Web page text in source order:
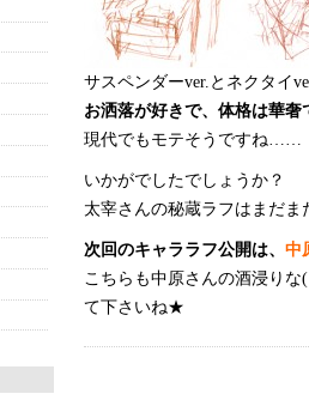
サスペンダーver.とネクタイ
お洒落が好きで、体格は華
現代でもモテそうですね……
いかがでしたでしょうか？
太宰さんの秘蔵ラフはまだ
次回のキャララフ公開は、 中
こちらも中原さんの酒浸り
て下さいね★